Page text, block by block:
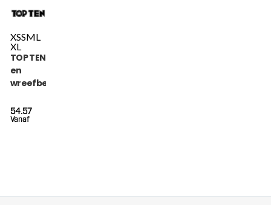
XSSML
XL
TOP TEN Scheen-
en
wreefbeschermer
Vanaf
54.57